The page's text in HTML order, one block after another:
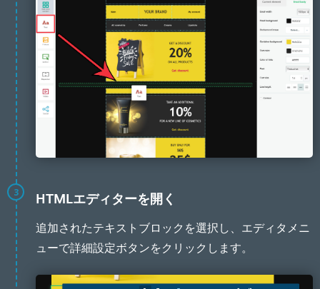
3
HTMLエディターを開く
追加されたテキストブロックを選択し、エディタメニ
ューで詳細設定ボタンをクリックします。